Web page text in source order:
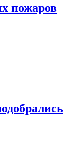
пожаров